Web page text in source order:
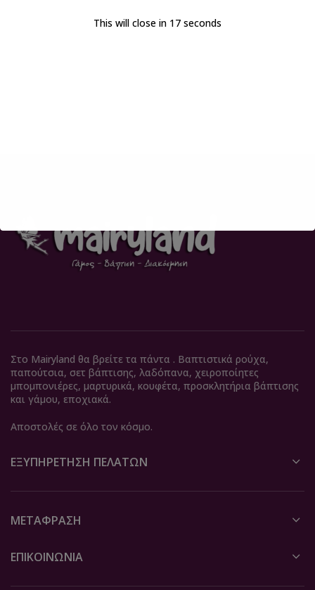
Στο Mairyland θα βρείτε τα πάντα . Βαπτιστικά ρούχα,
παπούτσια, σετ βάπτισης, λαδόπανα, χειροποίητες
μπομπονιέρες, μαρτυρικά, κουφέτα, προσκλητήρια βάπτισης
και γάμου, εποχιακά.
Αποστολές σε όλο τον κόσμο.
ΕΞΥΠΗΡΈΤΗΣΗ ΠΕΛΑΤΏΝ
ΜΕΤΆΦΡΑΣΗ
ΕΠΙΚΟΙΝΩΝΙΑ
This will close in 16 seconds